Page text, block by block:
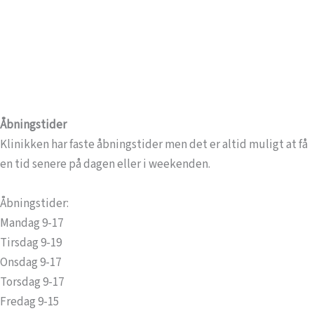
Åbningstider
Klinikken har faste åbningstider men det er altid muligt at få
en tid senere på dagen eller i weekenden.
Åbningstider:
Mandag 9-17
Tirsdag 9-19
Onsdag 9-17
Torsdag 9-17
Fredag 9-15